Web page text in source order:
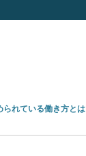
れている働き方とは